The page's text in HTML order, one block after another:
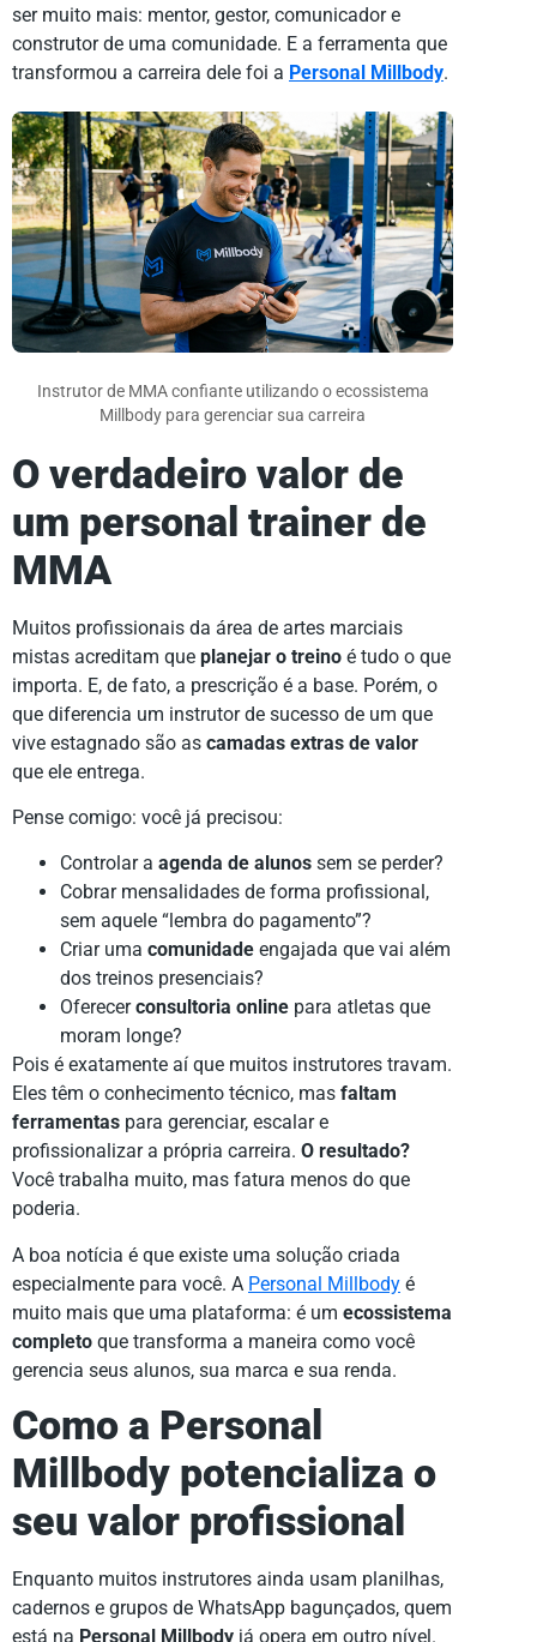
ser muito mais: mentor, gestor, comunicador e
construtor de uma comunidade. E a ferramenta que
transformou a carreira dele foi a Personal Millbody.
Instrutor de MMA confiante utilizando o ecossistema
Millbody para gerenciar sua carreira
O verdadeiro valor de
um personal trainer de
MMA
Muitos profissionais da área de artes marciais
mistas acreditam que planejar o treino é tudo o que
importa. E, de fato, a prescrição é a base. Porém, o
que diferencia um instrutor de sucesso de um que
vive estagnado são as camadas extras de valor
que ele entrega.
Pense comigo: você já precisou:
Controlar a agenda de alunos sem se perder?
Cobrar mensalidades de forma profissional,
sem aquele “lembra do pagamento”?
Criar uma comunidade engajada que vai além
dos treinos presenciais?
Oferecerconsultoria online para atletas que
moram longe?
Pois é exatamente aí que muitos instrutores travam.
Eles têm o conhecimento técnico, mas faltam
ferramentas para gerenciar, escalar e
profissionalizar a própria carreira. O resultado?
Você trabalha muito, mas fatura menos do que
poderia.
A boa notícia é que existe uma solução criada
especialmente para você. A Personal Millbody é
muito mais que uma plataforma: é um ecossistema
completo que transforma a maneira como você
gerencia seus alunos, sua marca e sua renda.
Como a Personal
Millbody potencializa o
seu valor profissional
Enquanto muitos instrutores ainda usam planilhas,
cadernos e grupos de WhatsApp bagunçados, quem
está na Personal Millbody já opera em outro nível.